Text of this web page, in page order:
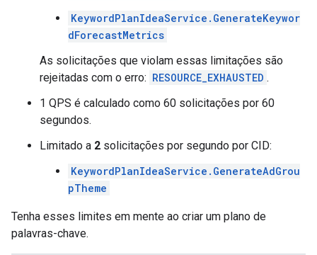
KeywordPlanIdeaService.GenerateKeywor
dForecastMetrics
As solicitações que violam essas limitações são
rejeitadas com o erro: RESOURCE_EXHAUSTED .
1 QPS é calculado como 60 solicitações por 60
segundos.
Limitado a 2 solicitações por segundo por CID:
KeywordPlanIdeaService.GenerateAdGrou
pTheme
Tenha esses limites em mente ao criar um plano de
palavras-chave.